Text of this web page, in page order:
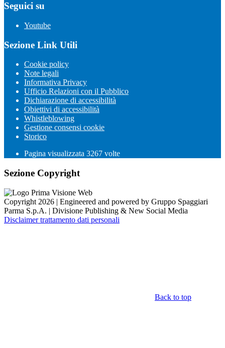
Seguici su
Youtube
Sezione Link Utili
Cookie policy
Note legali
Informativa Privacy
Ufficio Relazioni con il Pubblico
Dichiarazione di accessibilità
Obiettivi di accessibilità
Whistleblowing
Gestione consensi cookie
Storico
Pagina visualizzata 3267 volte
Sezione Copyright
Copyright 2026 | Engineered and powered by Gruppo Spaggiari
Parma S.p.A. | Divisione Publishing & New Social Media
Disclaimer trattamento dati personali
Back to top